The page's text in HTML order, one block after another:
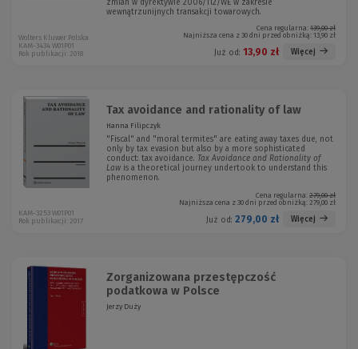
zmian w dyrektywie 2006/112/WE w zakresie
wewnątrzunijnych transakcji towarowych.
Cena regularna: 139,00 zł
Najniższa cena z 30 dni przed obniżką: 13,90 zł
Już od: 13,90 zł Więcej
Wolters Kluwer Polska
KAM-3434 W01P01
Rok publikacji: 2018
Tax avoidance and rationality of law
Hanna Filipczyk
"Fiscal" and "moral termites" are eating away taxes due, not
only by tax evasion but also by a more sophisticated
conduct: tax avoidance. Tax Avoidance and Rationality of
Law is a theoretical journey undertook to understand this
phenomenon.
Cena regularna: 279,00 zł
Najniższa cena z 30 dni przed obniżką: 279,00 zł
Już od: 279,00 zł Więcej
KAM-3253 W01P01
Rok publikacji: 2017
Zorganizowana przestępczość
podatkowa w Polsce
Jerzy Duży